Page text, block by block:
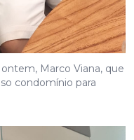
Marco Viana, que
condomínio para